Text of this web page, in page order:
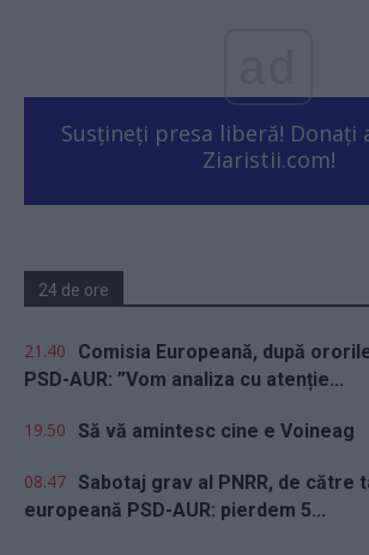
Susțineți presa liberă! Donați
Ziaristii.com!
24 de ore
21.40
Comisia Europeană, după
PSD-AUR: ”Vom analiza cu atenție...
19.50 Să vă amintesc cine e Voineag
08.47 Sabotaj grav al PNRR, de către
europeană PSD-AUR: pierdem 5...